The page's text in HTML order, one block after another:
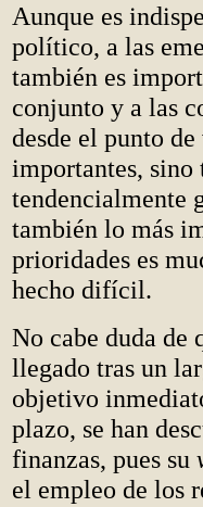
Aunque es
político, a las
también es
conjunto y a las
desde el punto
importantes, sino
tendencialmente
también lo más
prioridades es
hecho difícil.
No cabe duda de
llegado tras un
objetivo
plazo, se han
finanzas, pues su
el empleo de los